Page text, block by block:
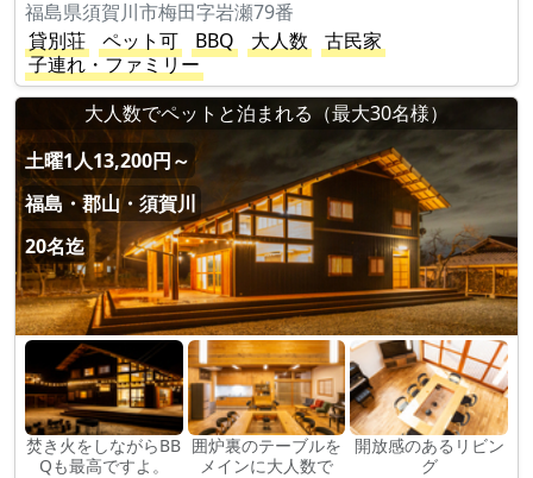
福島県須賀川市梅田字岩瀬79番
貸別荘
ペット可 BBQ 大人数
古民家
子連れ・ファミリー
大人数でペットと泊まれる（最大30名様）
土曜1人13,200円～
福島・郡山・須賀川
20名迄
焚き火をしながらBB
Qも最高ですよ。
囲炉裏のテーブルを
メインに大人数で
開放感のあるリビン
グ